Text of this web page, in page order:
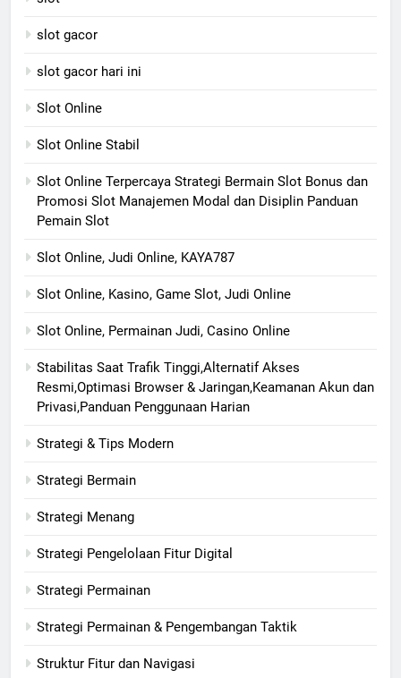
slot gacor
slot gacor hari ini
Slot Online
Slot Online Stabil
Slot Online Terpercaya Strategi Bermain Slot Bonus dan
Promosi Slot Manajemen Modal dan Disiplin Panduan
Pemain Slot
Slot Online, Judi Online, KAYA787
Slot Online, Kasino, Game Slot, Judi Online
Slot Online, Permainan Judi, Casino Online
Stabilitas Saat Trafik Tinggi,Alternatif Akses
Resmi,Optimasi Browser & Jaringan,Keamanan Akun dan
Privasi,Panduan Penggunaan Harian
Strategi & Tips Modern
Strategi Bermain
Strategi Menang
Strategi Pengelolaan Fitur Digital
Strategi Permainan
Strategi Permainan & Pengembangan Taktik
Struktur Fitur dan Navigasi